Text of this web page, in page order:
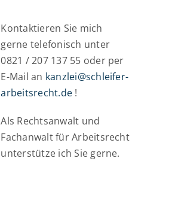
Kontaktieren Sie mich
gerne telefonisch unter
0821 / 207 137 55 oder per
E-Mail an kanzlei@schleifer-
arbeitsrecht.de !
Als Rechtsanwalt und
Fachanwalt für Arbeitsrecht
unterstütze ich Sie gerne.